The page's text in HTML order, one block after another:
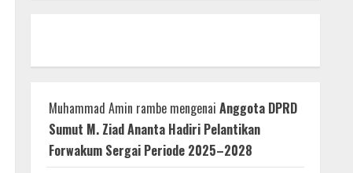
Muhammad Amin rambe mengenai Anggota DPRD
Sumut M. Ziad Ananta Hadiri Pelantikan
Forwakum Sergai Periode 2025–2028